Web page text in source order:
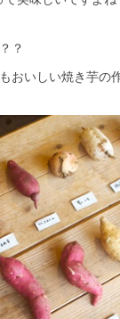
？
おいしい焼き芋の